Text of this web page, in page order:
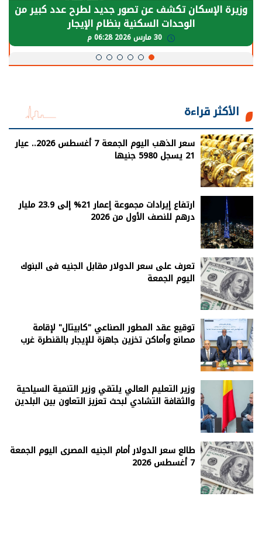
الرئيس السيسي: توقف الأنشطة في قطاع الطاقة
يحتاج إلى سنوات لعودة معدلات الإنتاج الطبيعية
الأكثر قراءة
سعر الذهب اليوم الجمعة 7 أغسطس 2026.. عيار
21 يسجل 5980 جنيها
ارتفاع إيرادات مجموعة إعمار 21% إلى 23.9 مليار
درهم للنصف الأول من 2026
تعرف على سعر الدولار مقابل الجنيه فى البنوك
اليوم الجمعة
توقيع عقد المطور الصناعي "كابيتال" لإقامة
مصانع وأماكن تخزين جاهزة للإيجار بالقنطرة غرب
وزير التعليم العالي يلتقي وزير التنمية السياحية
والثقافة التشادي لبحث تعزيز التعاون بين البلدين
طالع سعر الدولار أمام الجنيه المصرى اليوم الجمعة
7 أغسطس 2026